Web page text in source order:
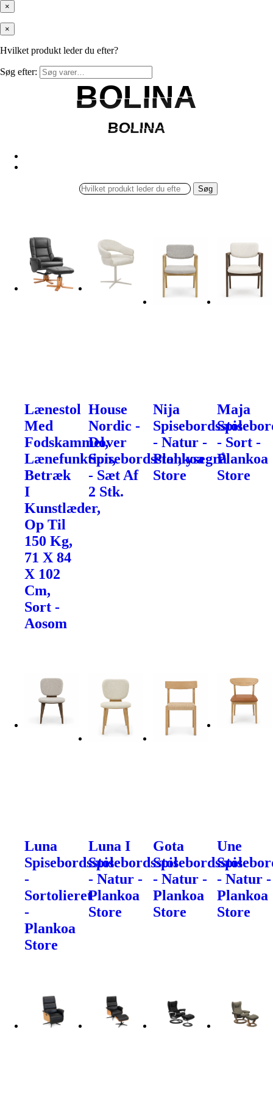
×
×
Hvilket produkt leder du efter?
Søg efter:
BOLINA
BOLINA
BOLINA
BOLINA
Søg
Lænestol
Med
Fodskammel,
Lænefunktion,
Betræk
I
Kunstlæder,
Op Til
150 Kg,
71 X 84
X 102
Cm,
Sort -
Aosom
House
Nordic -
Dover
Spisebordsstol,lysegrå
- Sæt Af
2 Stk.
Nija
Spisebordsstol
- Natur -
Plankoa
Store
Maja
- Sort -
Plankoa
Store
Luna
Spisebordsstol
-
Sortolieret
-
Plankoa
Store
Luna I
Spisebordsstol
- Natur -
Plankoa
Store
Gota
Spisebordsstol
- Natur -
Plankoa
Store
Une
- Natur -
Plankoa
Store